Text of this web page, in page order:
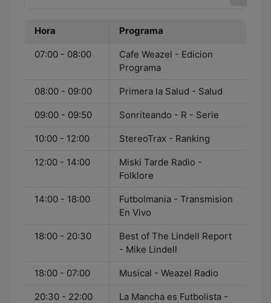
Hora Programa
07:00 - 08:00
Cafe Weazel - Edicion
Programa
08:00 - 09:00 Primera la Salud - Salud
09:00 - 09:50 Sonriteando - R - Serie
10:00 - 12:00 StereoTrax - Ranking
12:00 - 14:00
Miski Tarde Radio -
Folklore
14:00 - 18:00
Futbolmania - Transmision
En Vivo
18:00 - 20:30
Best of The Lindell Report
- Mike Lindell
18:00 - 07:00 Musical - Weazel Radio
20:30 - 22:00
La Mancha es Futbolista -